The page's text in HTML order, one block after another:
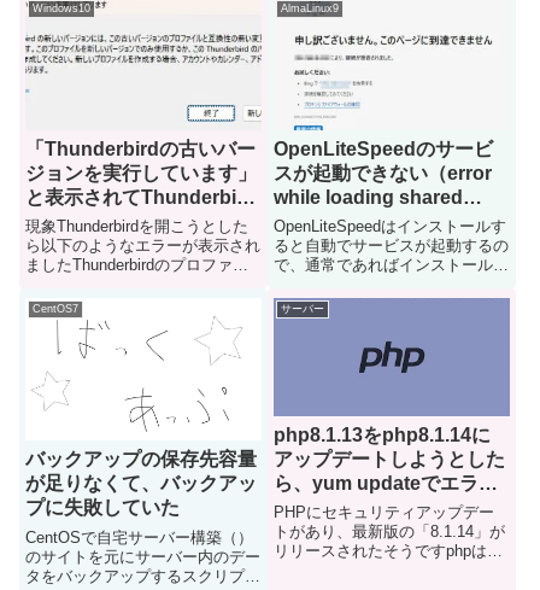
Windows10
「Thunderbirdの古いバー
ジョンを実行しています」
と表示されてThunderbird
が開けない
現象Thunderbirdを開こうとした
ら以下のようなエラーが表示され
ましたThunderbirdのプロファイ
いるThunderbirdのバージョンが
古い場合に表示されるエラーです
同じ移動ユーザープロファイル
AlmaLinux9
OpenLiteSpeedのサービ
スが起動できない（error
while loading shared
libraries: libcrypt.so.1のエ
ラーがでる）
OpenLiteSpeedはインストールす
ると自動でサービスが起動するの
で、通常であればインストール後
確認できますしかし、管理画面が
表示できず、サービスのステータ
スでもエラーが出ておりました事
象 にログインする...
CentOS7
バックアップの保存先容量
が足りなくて、バックアッ
プに失敗していた
CentOSで自宅サーバー構築（）
のサイトを元にサーバー内のデー
タをバックアップするスクリプト
サーバー
php8.1.13をphp8.1.14に
アップデートしようとした
ら、yum updateでエラー
が出て失敗した
PHPにセキュリティアップデー
トがあり、最新版の「8.1.14」が
リリースされたそうですphpは